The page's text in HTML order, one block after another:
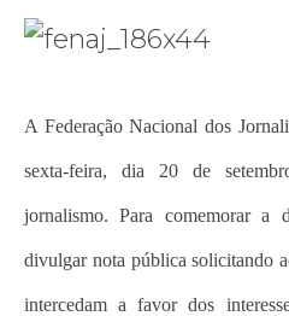
A Federação Nacional dos
sexta-feira, dia 20 de
jornalismo. Para comemorar a
divulgar nota pública solicitando
intercedam a favor dos